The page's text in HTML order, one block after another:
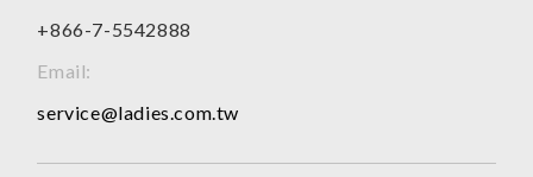
+866-7-5542888
Email:
service@ladies.com.tw